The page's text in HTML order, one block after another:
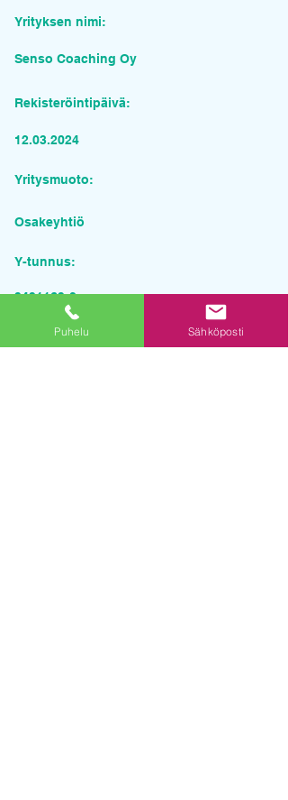
Yrityksen nimi:
Senso Coaching Oy
Rekisteröintipäivä:
12.03.2024
Yritysmuoto:
Osakeyhtiö
Y-tunnus:
3431163-2
Pyydä tarjous palvelusta
Puhelu Sähköposti